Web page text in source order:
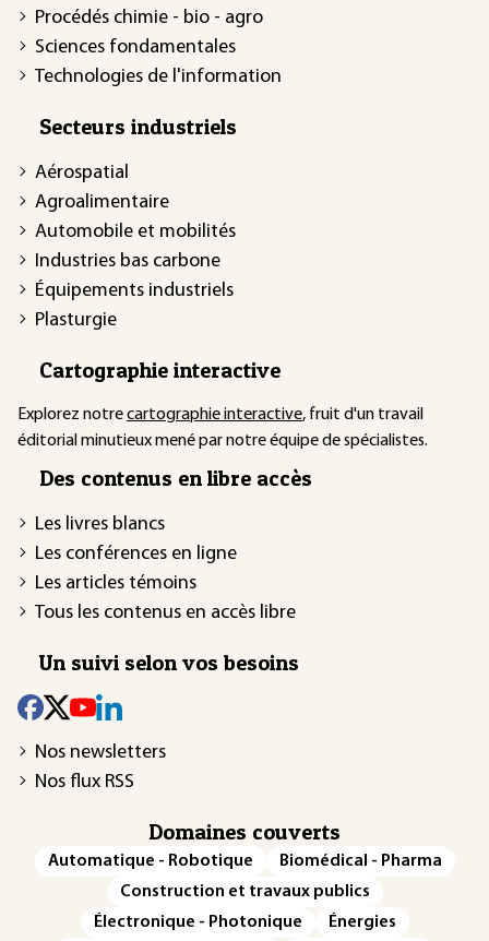
Procédés chimie - bio - agro
Sciences fondamentales
Technologies de l'information
Secteurs industriels
Aérospatial
Agroalimentaire
Automobile et mobilités
Industries bas carbone
Équipements industriels
Plasturgie
Cartographie interactive
Explorez notrecartographie interactive, fruit d'un travail
éditorial minutieux mené par notre équipe de spécialistes.
Des contenus en libre accès
Les livres blancs
Les conférences en ligne
Les articles témoins
Tous les contenus en accès libre
Un suivi selon vos besoins
Nos newsletters
Nos flux RSS
Domaines couverts
Automatique - Robotique
Biomédical - Pharma
Construction et travaux publics
Électronique - Photonique
Énergies